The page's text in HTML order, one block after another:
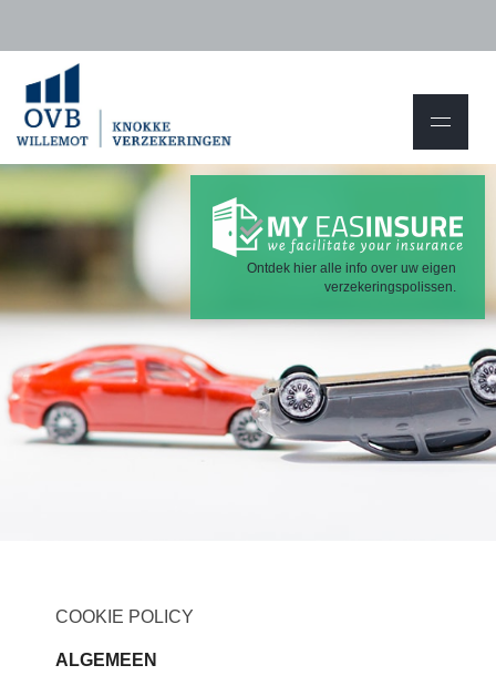
Ontdek hier alle info over uw eigen
verzekeringspolissen.
COOKIE POLICY
ALGEMEEN